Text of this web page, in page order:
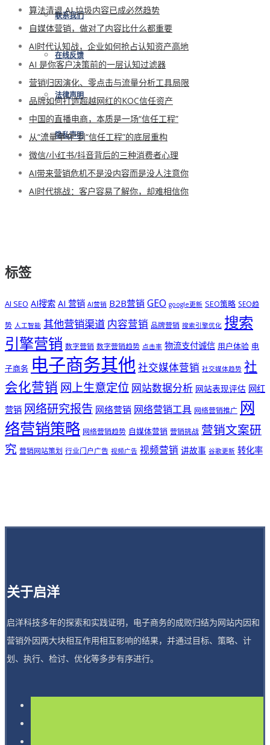
联系我们
在线反馈
法律声明
隐私声明
算法清退 AI 垃圾内容已成必然趋势
自媒体营销，做对了内容比什么都重要
AI时代认知战，企业如何抢占认知资产高地
AI 是你客户决策前的一层认知过滤器
营销归因演化、零点击与流量分析工具局限
品牌如何打造超越网红的KOC信任资产
中国的直播电商，本质是一场“信任工程”
从“流量争夺”到“信任工程”的底层重构
微信/小红书/抖音背后的三种消费者心理
AI带来营销危机不是没内容而是没人注意你
AI时代挑战：客户容易了解你，却难相信你
标签
AI SEO AI搜索 AI 营销 AI营销 B2B营销 GEO google更新 SEO策略 SEO趋
势 人工智能 其他营销渠道 内容营销 品牌营销 搜索引擎优化 搜索
引擎营销 数字营销 数字营销趋势 点击率 物流支付诚信 用户体验 电
子商务 电子商务其他社交媒体营销 社交媒体趋势 社
会化营销 网上生意定位 网站数据分析 网站表现评估 网红
营销 网络研究报告 网络营销 网络营销工具 网络营销推广 网
络营销策略 网络营销趋势 自媒体营销 营销挑战 营销文案研
究 营销网站策划 行业门户广告 视频广告 视频营销 讲故事 谷歌更新 转化率
关于启洋
启洋科技多年的探索和实践证明，电子商务的成败归结为网站内因和
营销外因两大块相互作用相互影响的结果，并通过目标、策略、计
划、执行、检讨、优化等多步有序进行。